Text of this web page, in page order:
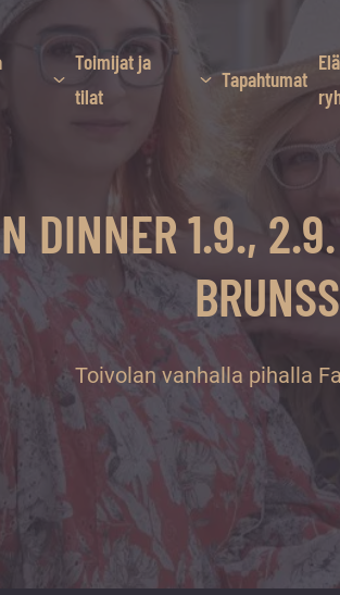
Toimijat ja
tilat
Tapahtumat
DINNER 1.9.,
Toivolan vanhalla pihalla